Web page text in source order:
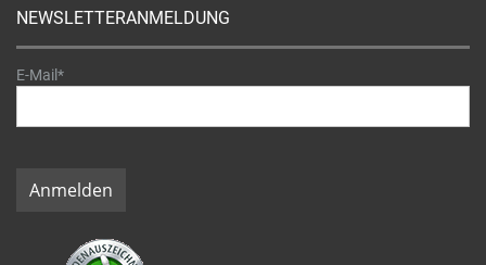
NEWSLETTERANMELDUNG
E-Mail*
Anmelden